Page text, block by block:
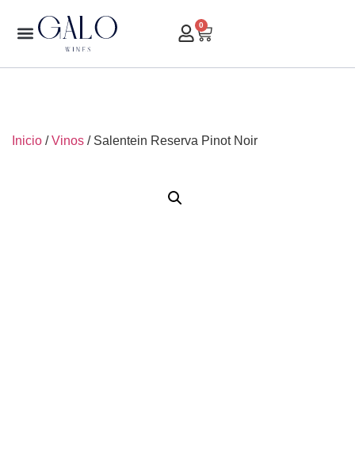
0
Inicio /Vinos / Salentein Reserva Pinot Noir